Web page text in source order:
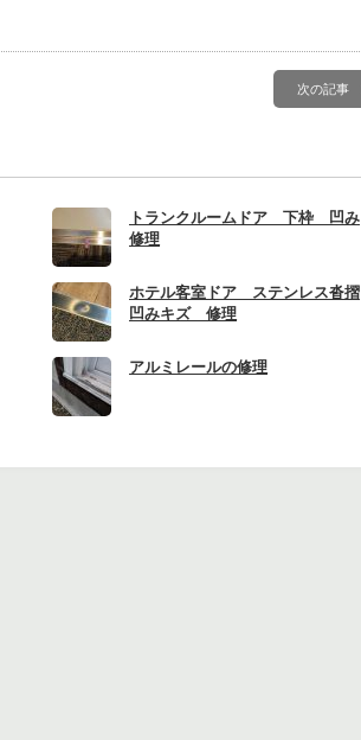
次の記事
トランクルームドア 下枠 凹み
修理
ホテル客室ドア ステンレス沓摺
凹みキズ 修理
アルミレールの修理